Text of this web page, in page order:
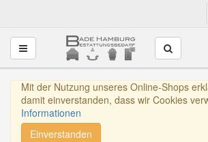
Toggle navigation
Mit der Nutzung unseres Online-Shops
damit einverstanden, dass wir Cookies
Informationen
Einverstanden